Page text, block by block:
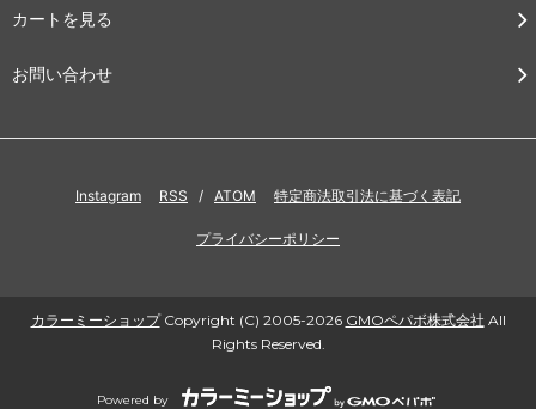
カートを見る
お問い合わせ
Instagram RSS / ATOM 特定商法取引法に基づく表記
プライバシーポリシー
カラーミーショップCopyright (C) 2005-2026 GMOペパボ株式会社 All
Rights Reserved.
Powered by